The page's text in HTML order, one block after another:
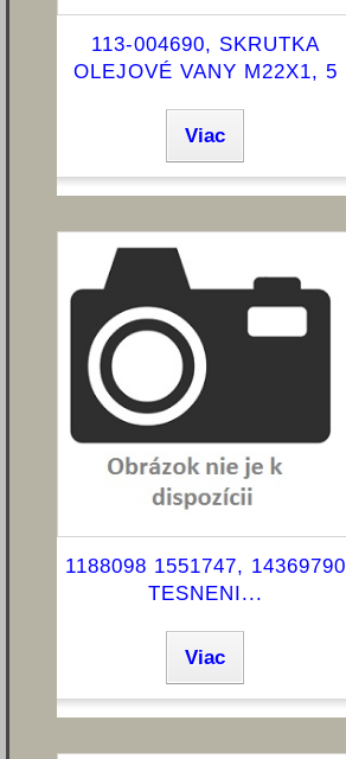
113-004690, SKRUTKA
OLEJOVÉ VANY M22X1, 5
Viac
1188098 1551747, 14369790
TESNENI...
Viac